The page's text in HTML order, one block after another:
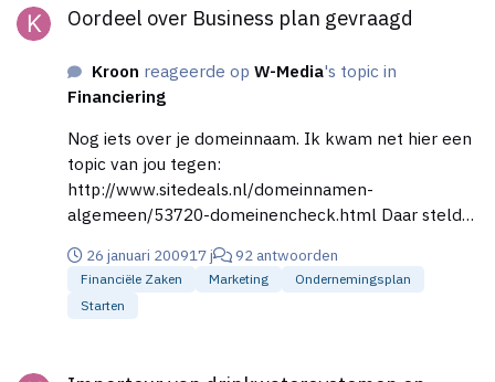
(b.v. FileZilla server & client) Talloze webservices
Google Docs IRC Chat Zie verder b.v.:
http://en.wikipedia.org/wiki/Collaborative_software
Oordeel over Business plan gevraagd
Kroon reageerde opW-Media's topic in
Financiering
Nog iets over je domeinnaam. Ik kwam net hier een
topic van jou tegen:
http://www.sitedeals.nl/domeinnamen-
algemeen/53720-domeinencheck.html Daar stelde
toegestaan om de naam Playstation in je
domeinnaam te gebruiken?
26 januari 200917 j 92 antwoorden
Financiële Zaken Marketing
Ondernemingsplan
Starten